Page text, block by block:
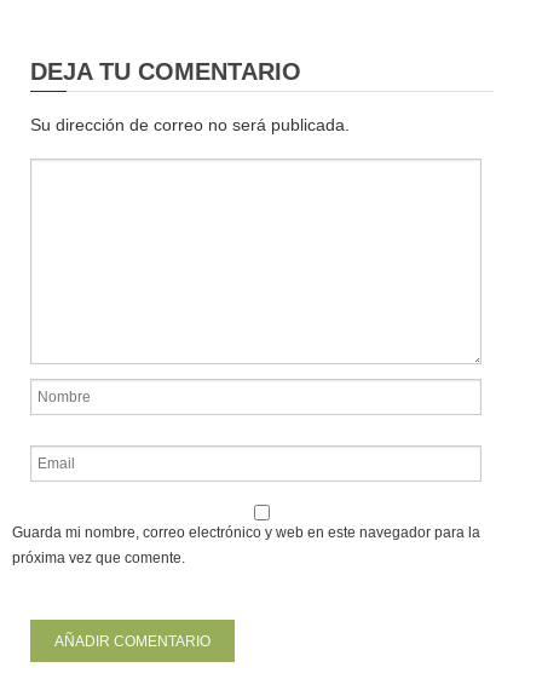
DEJA TU COMENTARIO
Su dirección de correo no será publicada.
Guarda mi nombre, correo electrónico y web en este navegador para la
próxima vez que comente.